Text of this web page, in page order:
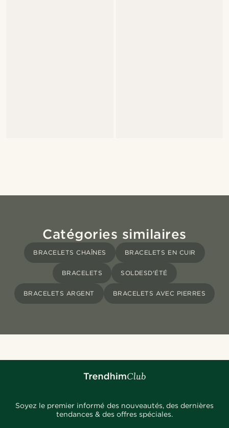
Catégories similaires
BRACELETS CHAÎNES BRACELETS EN CUIR
BRACELETS SOLDESD'ÉTÉ
BRACELETS ARGENT BRACELETS AVEC PIERRES
Soyez le premier informé des nouveautés, des dernières
tendances & des offres spéciales.